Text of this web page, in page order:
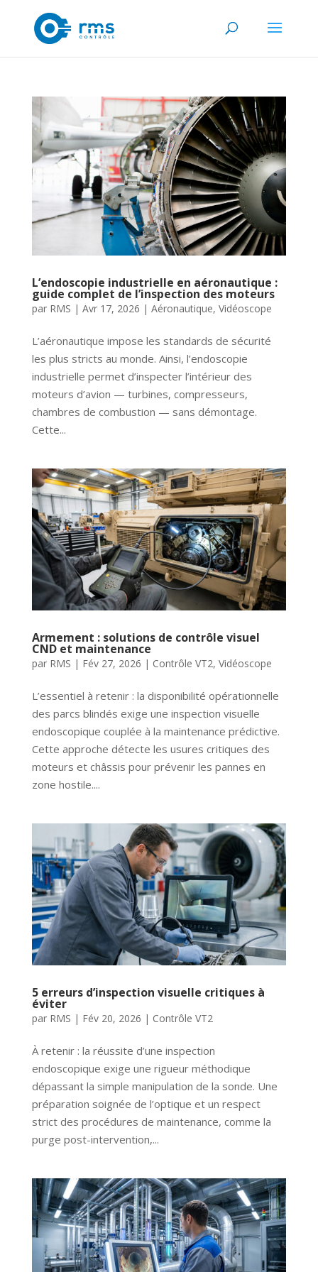
L’endoscopie industrielle en aéronautique :
guide complet de l’inspection des moteurs
par RMS | Avr 17, 2026 | Aéronautique, Vidéoscope
L’aéronautique impose les standards de sécurité
les plus stricts au monde. Ainsi, l’endoscopie
industrielle permet d’inspecter l’intérieur des
moteurs d’avion — turbines, compresseurs,
chambres de combustion — sans démontage.
Cette...
Armement : solutions de contrôle visuel
CND et maintenance
par RMS | Fév 27, 2026 | Contrôle VT2, Vidéoscope
L’essentiel à retenir : la disponibilité opérationnelle
des parcs blindés exige une inspection visuelle
endoscopique couplée à la maintenance prédictive.
Cette approche détecte les usures critiques des
moteurs et châssis pour prévenir les pannes en
zone hostile....
5 erreurs d’inspection visuelle critiques à
éviter
par RMS | Fév 20, 2026 | Contrôle VT2
À retenir : la réussite d’une inspection
endoscopique exige une rigueur méthodique
dépassant la simple manipulation de la sonde. Une
préparation soignée de l’optique et un respect
strict des procédures de maintenance, comme la
purge post-intervention,...